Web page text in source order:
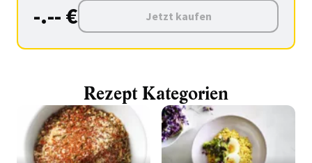
-.-- € Jetzt kaufen
Rezept Kategorien